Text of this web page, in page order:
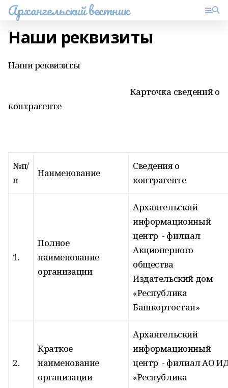
Архангельский вестник
Наши реквизиты
Наши реквизиты
Карточка сведений о
контрагенте
№п/
п
Наименование
Сведения о
контрагенте
1.
Полное
наименование
организации
Архангельский
информационный
центр - филиал
Акционерного
общества
Издательский дом
«Республика
Башкортостан»
2.
Краткое
наименование
организации
Архангельский
информационный
центр - филиал АО
«Республика